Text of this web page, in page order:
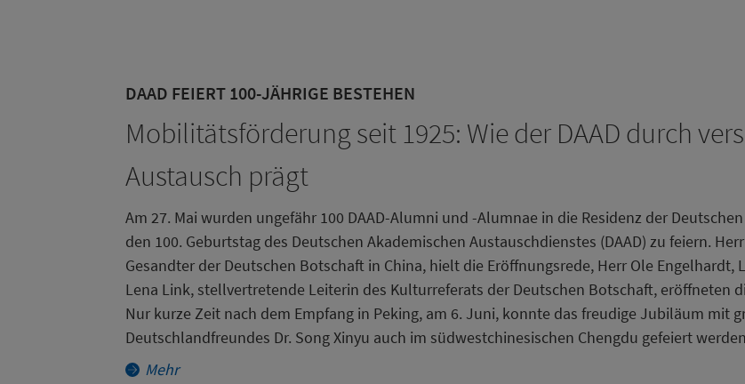
DAAD FEIERT 100-JÄHRIGE BESTEHEN
Mobilitätsförderung seit 1925: Wie der DAAD durch
Austausch prägt
Am 27. Mai wurden ungefähr 100 DAAD-Alumni und -Alumnae in die Residenz der
den 100. Geburtstag des Deutschen Akademischen Austauschdienstes (DAAD) zu feiern.
Gesandter der Deutschen Botschaft in China, hielt die Eröffnungsrede, Herr Ole Engelhardt,
Lena Link, stellvertretende Leiterin des Kulturreferats der Deutschen Botschaft, eröffneten
Nur kurze Zeit nach dem Empfang in Peking, am 6. Juni, konnte das freudige Jubiläum mit
Deutschlandfreundes Dr. Song Xinyu auch im südwestchinesischen Chengdu gefeiert
Mehr